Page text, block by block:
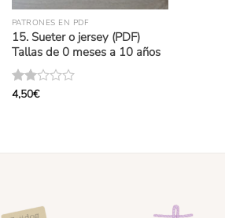
PATRONES EN PDF
15. Sueter o jersey (PDF)
Tallas de 0 meses a 10 años
Valorado
4,50€